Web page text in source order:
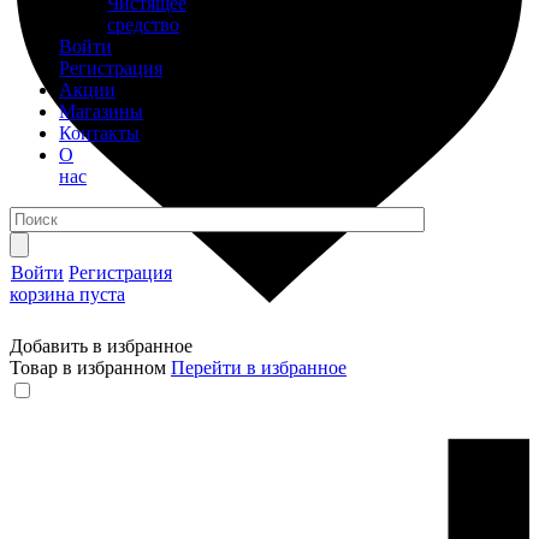
средство
Войти
Регистрация
Акции
Магазины
Контакты
О
нас
Войти Регистрация
корзина пуста
Добавить в избранное
Товар в избранном Перейти в избранное